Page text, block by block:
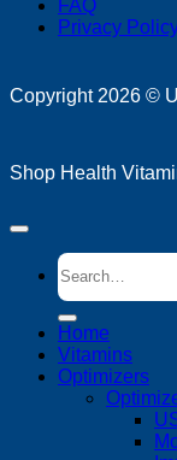
FAQ
Privacy
Copyright 2026 ©
Shop Health
Search
for:
Home
Vitamins
Optimizers